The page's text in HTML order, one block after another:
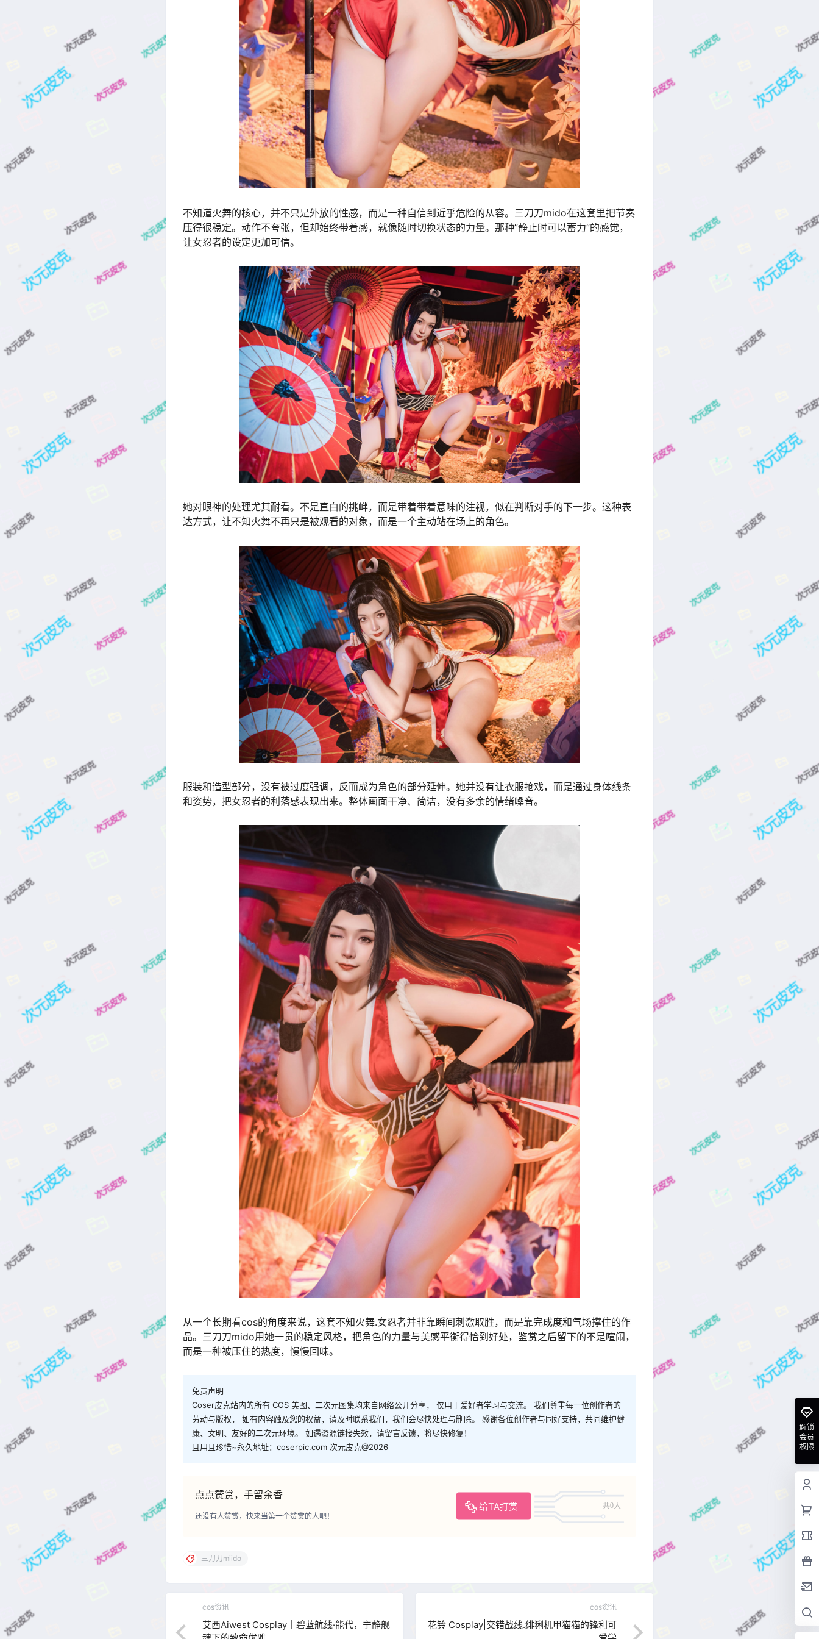
不知道火舞的核心，并不只是外放的性感，而是一种自信到近乎危险的从容。三刀刀mido在这套里把节奏
压得很稳定。动作不夸张，但却始终带着感，就像随时切换状态的力量。那种”静止时可以蓄力”的感觉，
让女忍者的设定更加可信。
她对眼神的处理尤其耐看。不是直白的挑衅，而是带着带着意味的注视，似在判断对手的下一步。这种表
达方式，让不知火舞不再只是被观看的对象，而是一个主动站在场上的角色。
服装和造型部分，没有被过度强调，反而成为角色的部分延伸。她并没有让衣服抢戏，而是通过身体线条
和姿势，把女忍者的利落感表现出来。整体画面干净、简洁，没有多余的情绪噪音。
从一个长期看cos的角度来说，这套不知火舞.女忍者并非靠瞬间刺激取胜，而是靠完成度和气场撑住的作
品。三刀刀mido用她一贯的稳定风格，把角色的力量与美感平衡得恰到好处，鉴赏之后留下的不是喧闹，
而是一种被压住的热度，慢慢回味。
免责声明
Coser皮克站内的所有 COS 美图、二次元图集均来自网络公开分享， 仅用于爱好者学习与交流。 我们尊重每一位创作者的
劳动与版权， 如有内容触及您的权益，请及时联系我们，我们会尽快处理与删除。 感谢各位创作者与同好支持，共同维护健
康、文明、友好的二次元环境。 如遇资源链接失效，请留言反馈，将尽快修复！
且用且珍惜~永久地址：coserpic.com 次元皮克@2026
点点赞赏，手留余香
给TA打赏 共0人
还没有人赞赏，快来当第一个赞赏的人吧！
三刀刀miido
cos资讯
艾西Aiwest Cosplay｜碧蓝航线·能代，宁静舰
cos资讯
花铃 Cosplay|交错战线.绯猁机甲猫猫的锋利可
解锁
会员
权限